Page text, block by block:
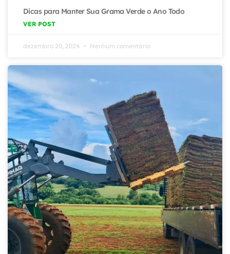
Dicas para Manter Sua Grama Verde o Ano Todo
VER POST
dezembro 20, 2024 Nenhum comentário